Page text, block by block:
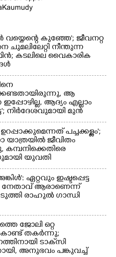
വയ്യെന്റെ കുഞ്ഞേ'; ജീവനറ്റ
ചുമലിലേറ്റി നീന്തുന്ന
കടലിലെ വൈകാരിക
ആ
ആദ്യം എല്ലാം
നിർദേശവുമായി മുൻ
പച്ചക്കള്ളം';
യാത്രയിൽ ജീവിതം
യുവതി
ഏറ്റവും ഇഷ്ടപ്പെട്ട
നേതാവ് ആരാണെന്ന്
രാഹുൽ ഗാന്ധി
ജോലി ഒറ്റ
തകർന്നു;
ടാക്‌സി
അനുഭവം പങ്കുവച്ച്